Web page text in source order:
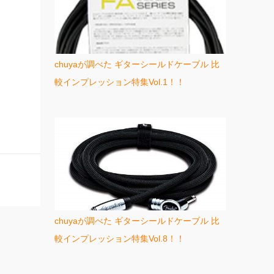
chuyaが調べた ギターシールドケーブル 比
較インプレッション特集Vol.1！！
chuyaが調べた ギターシールドケーブル 比
較インプレッション特集Vol.8！！